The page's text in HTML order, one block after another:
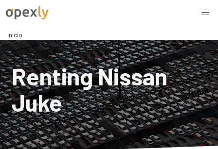
Inicio
Renting Nissan
Juke